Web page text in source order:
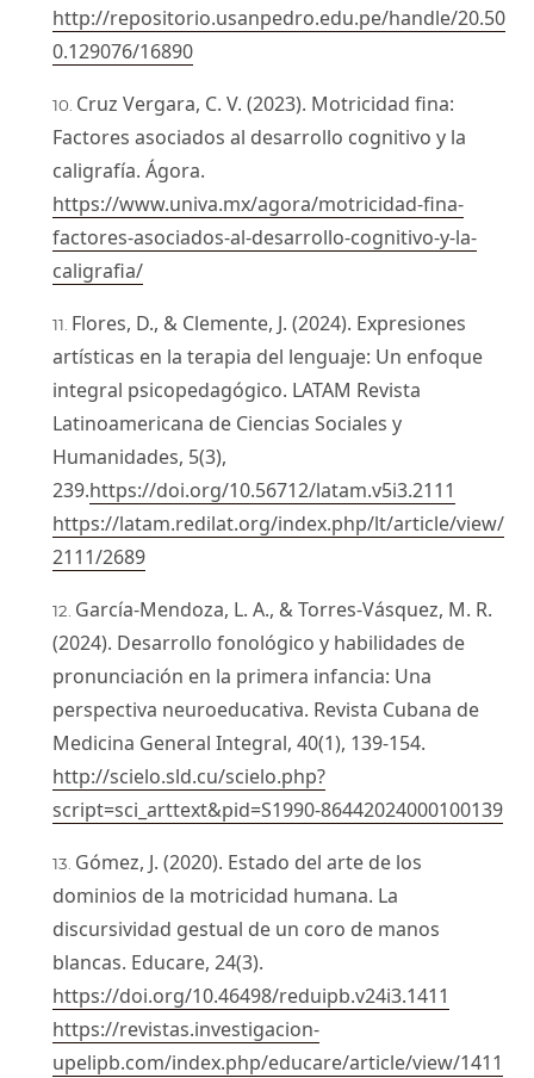
http://repositorio.usanpedro.edu.pe/handle/20.50
0.129076/16890
Cruz Vergara, C. V. (2023). Motricidad fina:
Factores asociados al desarrollo cognitivo y la
caligrafía. Ágora.
https://www.univa.mx/agora/motricidad-fina-
factores-asociados-al-desarrollo-cognitivo-y-la-
caligrafia/
Flores, D., & Clemente, J. (2024). Expresiones
artísticas en la terapia del lenguaje: Un enfoque
integral psicopedagógico. LATAM Revista
Latinoamericana de Ciencias Sociales y
Humanidades, 5(3),
239.https://doi.org/10.56712/latam.v5i3.2111
https://latam.redilat.org/index.php/lt/article/view/
2111/2689
García-Mendoza, L. A., & Torres-Vásquez, M. R.
(2024). Desarrollo fonológico y habilidades de
pronunciación en la primera infancia: Una
perspectiva neuroeducativa. Revista Cubana de
Medicina General Integral, 40(1), 139-154.
http://scielo.sld.cu/scielo.php?
script=sci_arttext&pid=S1990-86442024000100139
Gómez, J. (2020). Estado del arte de los
dominios de la motricidad humana. La
discursividad gestual de un coro de manos
blancas. Educare, 24(3).
https://doi.org/10.46498/reduipb.v24i3.1411
https://revistas.investigacion-
upelipb.com/index.php/educare/article/view/1411